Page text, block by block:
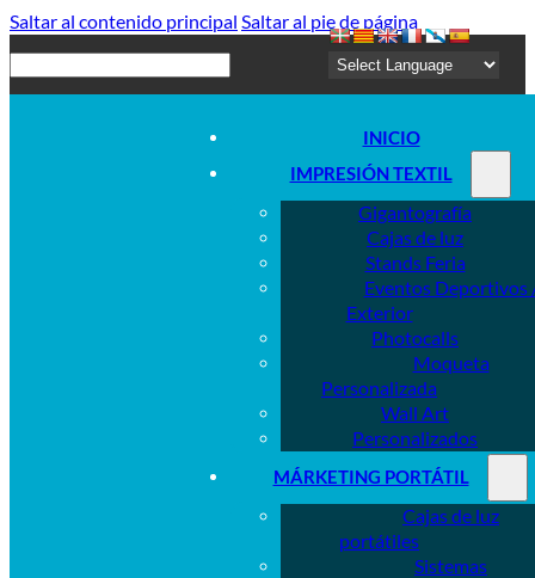
Saltar al contenido principal Saltar al pie de página
INICIO
IMPRESIÓN TEXTIL
Gigantografía
Cajas de luz
Stands Feria
Eventos Deportivos
Exterior
Photocalls
Moqueta
Personalizada
Wall Art
Personalizados
MÁRKETING PORTÁTIL
Cajas de luz
portátiles
Sistemas